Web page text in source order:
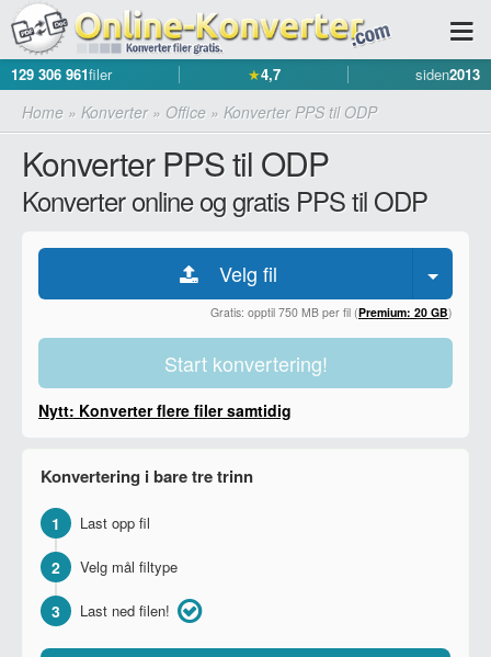
129 306 961filer ★4,7 siden2013
Home » Konverter» Office » Konverter PPS til ODP
Konverter PPS til ODP
Konverter online og gratis PPS til ODP
Velg fil
Gratis: opptil 750 MB per fil (Premium: 20 GB)
Start konvertering!
Nytt: Konverter flere filer samtidig
Konvertering i bare tre trinn
1 Last opp fil
2 Velg mål filtype
3 Last ned filen!